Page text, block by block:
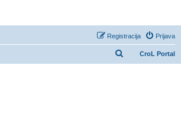
Prijava
Registracija
CroL Portal